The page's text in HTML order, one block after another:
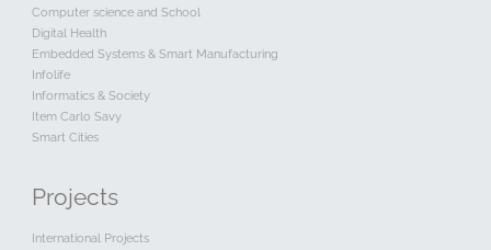
Computer science and School
Digital Health
Embedded Systems & Smart Manufacturing
Infolife
Informatics & Society
Item Carlo Savy
Smart Cities
Projects
International Projects